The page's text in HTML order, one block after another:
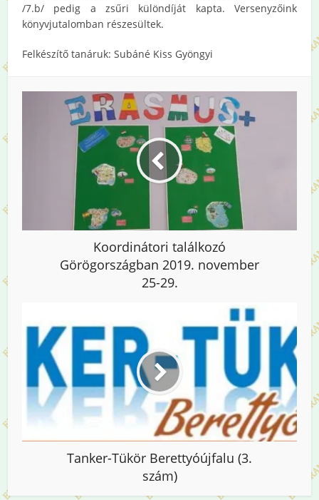
/7.b/ pedig a zsűri különdíját kapta. Versenyzőink
könyvjutalomban részesültek.
Felkészítő tanáruk: Subáné Kiss Gyöngyi
Koordinátori találkozó
Görögországban 2019. november
25-29.
Tanker-Tükör Berettyóújfalu (3.
szám)